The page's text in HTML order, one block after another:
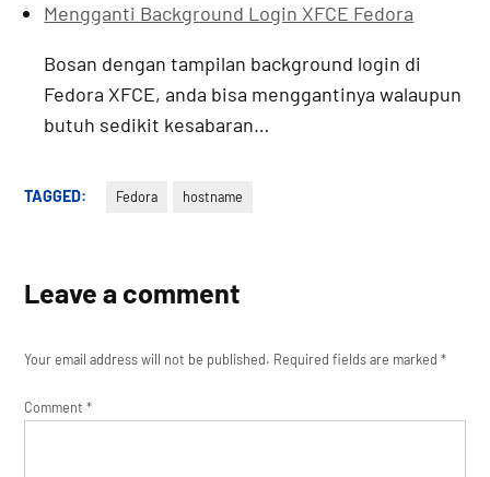
Mengganti Background Login XFCE Fedora
Bosan dengan tampilan background login di
Fedora XFCE, anda bisa menggantinya walaupun
butuh sedikit kesabaran…
TAGGED: Fedora hostname
Leave a comment
Your email address will not be published. Required fields are marked*
Comment*